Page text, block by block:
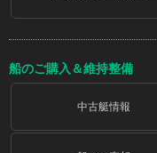
船のご購入＆維持整備
中古艇情報